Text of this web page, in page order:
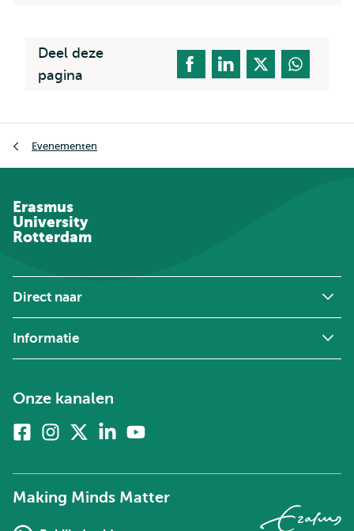
Deel deze
pagina
Evenementen
Erasmus
University
Rotterdam
Direct naar
Informatie
Onze kanalen
FacebookInstagram
twitter)
Linkedin
Making Minds Matter